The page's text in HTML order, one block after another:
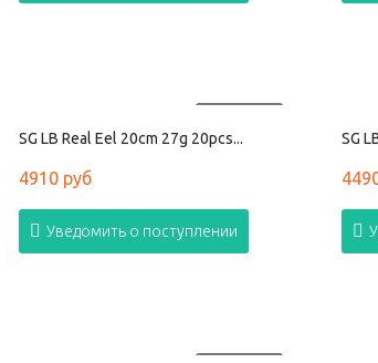
SG LB Real Eel 20cm 27g 20pcs...
4910 руб
Уведомить о поступлении
SG